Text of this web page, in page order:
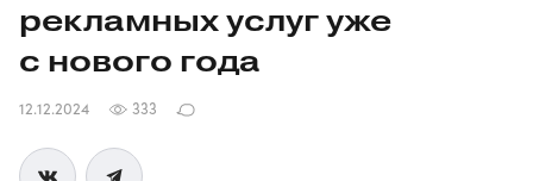
рекламных услуг уже
с нового года
12.12.2024 333